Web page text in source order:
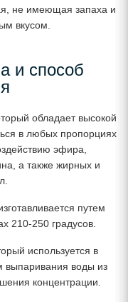
не имеющая запаха и
вкусом.
и способ
обладает высокой
в любых пропорциях
эфира,
а также жирных и
путем
210-250 градусов.
используется в
выпаривания воды из
концентрации.